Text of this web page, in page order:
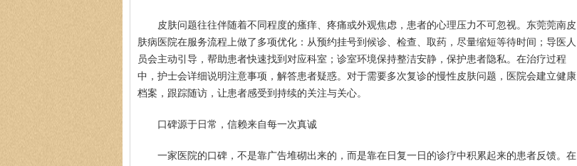
皮肤问题往往伴随着不同程度的瘙痒、疼痛或外观焦虑，患者的心理压力不可忽视。东莞莞南皮
肤病医院在服务流程上做了多项优化：从预约挂号到候诊、检查、取药，尽量缩短等待时间；导医人
员会主动引导，帮助患者快速找到对应科室；诊室环境保持整洁安静，保护患者隐私。在治疗过程
中，护士会详细说明注意事项，解答患者疑惑。对于需要多次复诊的慢性皮肤问题，医院会建立健康
档案，跟踪随访，让患者感受到持续的关注与关心。
口碑源于日常，信赖来自每一次真诚
一家医院的口碑，不是靠广告堆砌出来的，而是靠在日复一日的诊疗中积累起来的患者反馈。在